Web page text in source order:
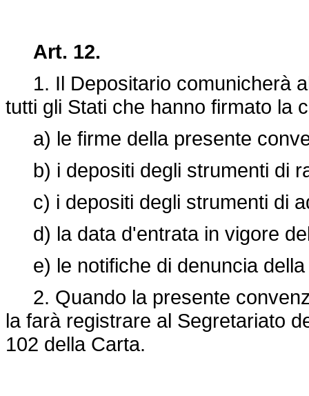
Art. 12.
1. Il Depositario comunicherà
tutti gli Stati che hanno firmato la
a) le firme della presente
b) i depositi degli strumenti di
c) i depositi degli strumenti di
d) la data d'entrata in vigore
e) le notifiche di denuncia della
2. Quando la presente
la farà registrare al Segretariato
102 della Carta.